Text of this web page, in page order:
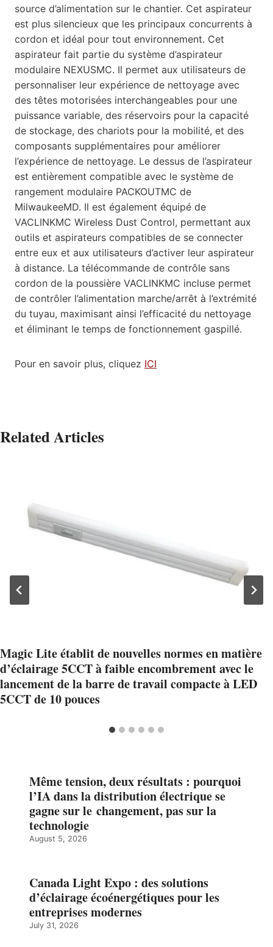
source d’alimentation sur le chantier. Cet aspirateur
est plus silencieux que les principaux concurrents à
cordon et idéal pour tout environnement. Cet
aspirateur fait partie du système d’aspirateur
modulaire NEXUSMC. Il permet aux utilisateurs de
personnaliser leur expérience de nettoyage avec
des têtes motorisées interchangeables pour une
puissance variable, des réservoirs pour la capacité
de stockage, des chariots pour la mobilité, et des
composants supplémentaires pour améliorer
l’expérience de nettoyage. Le dessus de l’aspirateur
est entièrement compatible avec le système de
rangement modulaire PACKOUTMC de
MilwaukeeMD. Il est également équipé de
VACLINKMC Wireless Dust Control, permettant aux
outils et aspirateurs compatibles de se connecter
entre eux et aux utilisateurs d’activer leur aspirateur
à distance. La télécommande de contrôle sans
cordon de la poussière VACLINKMC incluse permet
de contrôler l’alimentation marche/arrêt à l’extrémité
du tuyau, maximisant ainsi l’efficacité du nettoyage
et éliminant le temps de fonctionnement gaspillé.
Pour en savoir plus, cliquez ICI
Related Articles
Magic Lite établit de nouvelles normes en matière
d’éclairage 5CCT à faible encombrement avec le
lancement de la barre de travail compacte à LED
5CCT de 10 pouces
Même tension, deux résultats : pourquoi
l’IA dans la distribution électrique se
gagne sur le changement, pas sur la
technologie
August 5, 2026
Canada Light Expo : des solutions
d’éclairage écoénergétiques pour les
entreprises modernes
July 31, 2026